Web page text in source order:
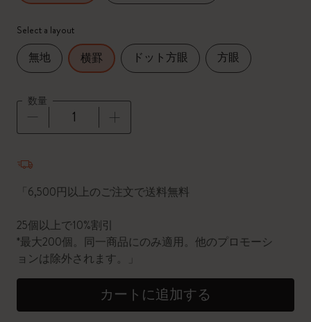
Select a layout
無地 横罫 ドット方眼 方眼
数量
「6,500円以上のご注文で送料無料
25個以上で10%割引
*最大200個。同一商品にのみ適用。他のプロモーシ
ョンは除外されます。」
カートに追加する